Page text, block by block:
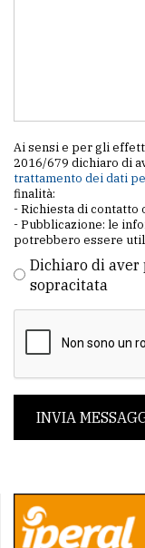
Ai sensi e per gli
2016/679 dichiaro di
trattamento dei dati
finalità:
- Richiesta di
- Pubblicazione: le
potrebbero essere
Dichiaro di
sopracitata
INVIA